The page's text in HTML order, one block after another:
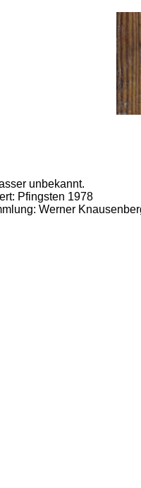
unbekannt.
Pfingsten 1978
Werner